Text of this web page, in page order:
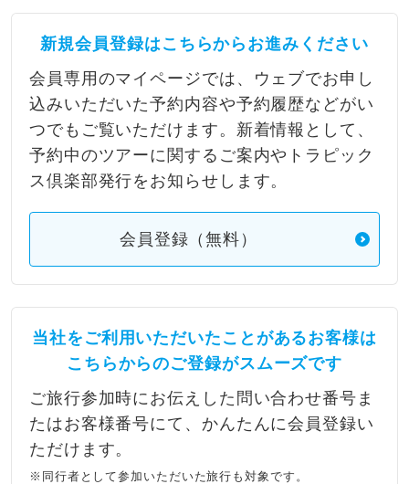
新規会員登録はこちらからお進みください
会員専用のマイページでは、ウェブでお申し
込みいただいた予約内容や予約履歴などがい
つでもご覧いただけます。新着情報として、
予約中のツアーに関するご案内やトラピック
ス倶楽部発行をお知らせします。
会員登録（無料）
当社をご利用いただいたことがあるお客様は
こちらからのご登録がスムーズです
ご旅行参加時にお伝えした問い合わせ番号ま
たはお客様番号にて、かんたんに会員登録い
ただけます。
※同行者として参加いただいた旅行も対象です。